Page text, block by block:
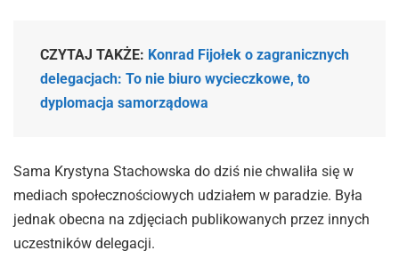
CZYTAJ TAKŻE: Konrad Fijołek o zagranicznych
delegacjach: To nie biuro wycieczkowe, to
dyplomacja samorządowa
Sama Krystyna Stachowska do dziś nie chwaliła się w
mediach społecznościowych udziałem w paradzie. Była
jednak obecna na zdjęciach publikowanych przez innych
uczestników delegacji.